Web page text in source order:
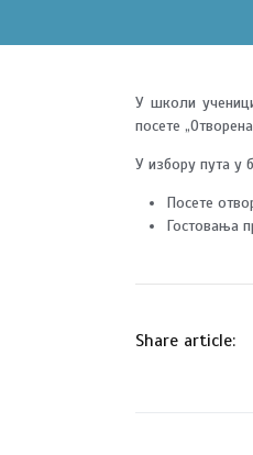
У школи
посете
У избору пута у
Посете
Гостовања
Share article: